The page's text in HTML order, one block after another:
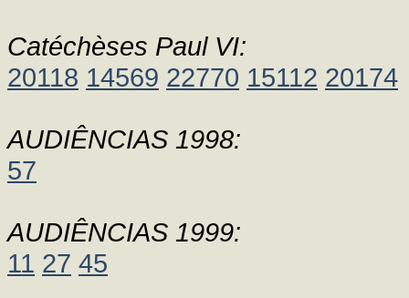
Catéchèses Paul VI:
20118 14569 22770 15112 20174
AUDIÊNCIAS 1998:
57
AUDIÊNCIAS 1999:
11 27 45